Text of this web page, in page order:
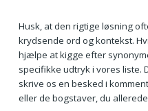
Husk, at den rigtige løsning
krydsende ord og kontekst.
hjælpe at kigge efter
specifikke udtryk i vores liste.
skrive os en besked i
eller de bogstaver, du